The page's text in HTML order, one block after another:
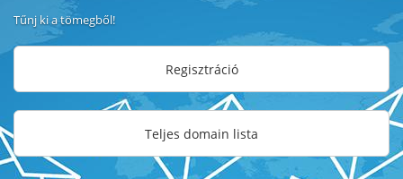
Tűnj ki a tömegből!
Regisztráció
Teljes domain lista